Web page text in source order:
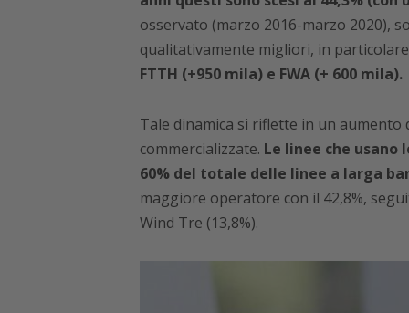
osservato (marzo 2016-marzo 2020),
qualitativamente migliori, in
FTTH (+950 mila) e FWA (+ 600 mila).
Tale dinamica si riflette in un
commercializzate. Le linee che
60% del totale delle linee a larga
maggiore operatore con il 42,8%,
Wind Tre (13,8%).